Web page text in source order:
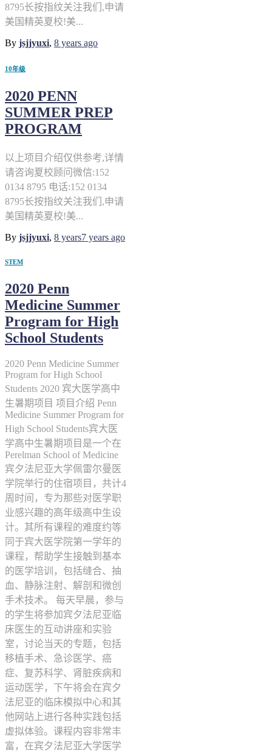
8795长按指纹关注我们,申请
美国精英夏校!美...
By jsjjyuxi, 8 years ago
10年级
2020 PENN
SUMMER PREP
PROGRAM
以上项目介绍仅供参考,详情
请咨询夏校顾问微信:152
0134 8795 电话:152 0134
8795长按指纹关注我们,申请
美国精英夏校!美...
By jsjjyuxi, 8 years7 years ago
STEM
2020 Penn
Medicine Summer
Program for High
School Students
2020 Penn Medicine Summer
Program for High School
Students 2020 宾大医学高中
生暑期项目 项目介绍 Penn
Medicine Summer Program for
High School Students宾大医
学高中生暑期项目是一个在
Perelman School of Medicine
宾夕法尼亚大学佩雷尔曼医
学院举行的住宿项目，共计4
周时间，专为那些对医学职
业感兴趣的高年级高中生设
计。其所有课程的难度约等
同于宾大医学院第一学年的
课程，帮助学生接触到基本
的医学培训，包括缝合、抽
血、静脉注射、解剖和微创
手术技术。 每天早晨，参与
的学生将参加宾夕法尼亚临
床医生的互动讲座和实验
室，讨论当天的专题，包括
移植手术、急诊医学、癌
症、复苏科学、肾脏疾病和
运动医学，下午将会在宾夕
法尼亚的临床模拟中心和其
他网站上进行各种实践包括
虚拟体验。课程内容非常丰
富，在宾夕法尼亚大学医学